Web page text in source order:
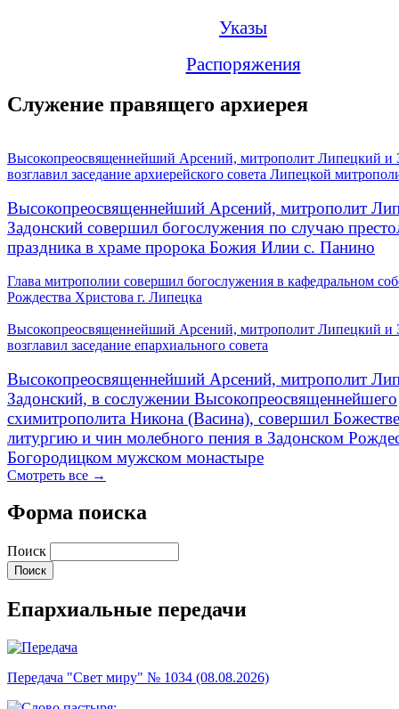
Указы
Распоряжения
Служение правящего архиерея
Высокопреосвященнейший Арсений, митрополит Липецкий и
возглавил заседание архиерейского совета Липецкой
Высокопреосвященнейший Арсений, митрополит
Задонский совершил богослужения по случаю
праздника в храме пророка Божия Илии с. Панино
Глава митрополии совершил богослужения в кафедральном
Рождества Христова г. Липецка
Высокопреосвященнейший Арсений, митрополит Липецкий и
возглавил заседание епархиального совета
Высокопреосвященнейший Арсений, митрополит
Задонский, в сослужении Высокопреосвященнейшего
схимитрополита Никона (Васина), совершил
литургию и чин молебного пения в Задонском
Богородицком мужском монастыре
Смотреть все →
Форма поиска
Поиск
Епархиальные передачи
Передача "Свет миру" № 1034 (08.08.2026)